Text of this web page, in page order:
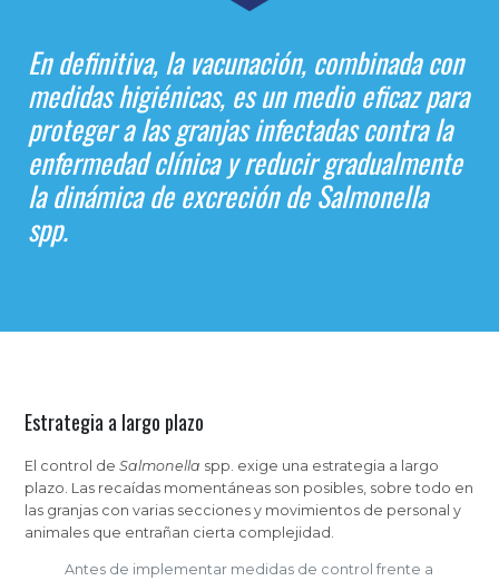
En definitiva, la vacunación, combinada con
medidas higiénicas, es un medio eficaz para
proteger a las granjas infectadas contra la
enfermedad clínica y reducir gradualmente
la dinámica de excreción de Salmonella
spp.
Estrategia a largo plazo
El control deSalmonella spp. exige una estrategia a largo
plazo. Las recaídas momentáneas son posibles, sobre todo en
las granjas con varias secciones y movimientos de personal y
animales que entrañan cierta complejidad.
Antes de implementar medidas de control frente a